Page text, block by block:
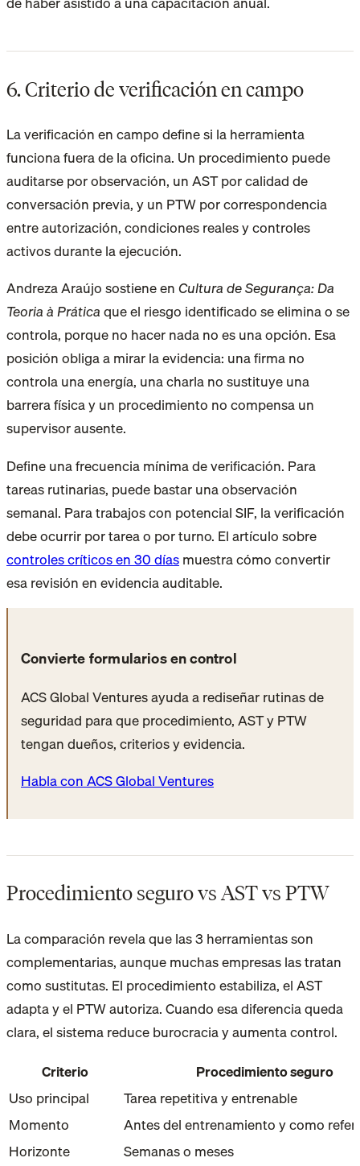
6. Criterio de verificación en campo
La verificación en campo define si la herramienta
funciona fuera de la oficina. Un procedimiento puede
auditarse por observación, un AST por calidad de
conversación previa, y un PTW por correspondencia
entre autorización, condiciones reales y controles
activos durante la ejecución.
Andreza Araújo sostiene enCultura de Segurança: Da
Teoria à Práticaque el riesgo identificado se elimina o se
controla, porque no hacer nada no es una opción. Esa
posición obliga a mirar la evidencia: una firma no
controla una energía, una charla no sustituye una
barrera física y un procedimiento no compensa un
supervisor ausente.
Define una frecuencia mínima de verificación. Para
tareas rutinarias, puede bastar una observación
semanal. Para trabajos con potencial SIF, la verificación
debe ocurrir por tarea o por turno. El artículo sobre
controles críticos en 30 díasmuestra cómo convertir
esa revisión en evidencia auditable.
Convierte formularios en control
ACS Global Ventures ayuda a rediseñar rutinas de
seguridad para que procedimiento, AST y PTW
tengan dueños, criterios y evidencia.
Habla con ACS Global Ventures
Procedimiento seguro vs AST vs PTW
La comparación revela que las 3 herramientas son
complementarias, aunque muchas empresas las tratan
como sustitutas. El procedimiento estabiliza, el AST
adapta y el PTW autoriza. Cuando esa diferencia queda
clara, el sistema reduce burocracia y aumenta control.
Criterio
Procedimiento seguro
Uso principal
Tarea repetitiva y entrenable
Momento
Antes del entrenamiento y como
Horizonte
Semanas o meses